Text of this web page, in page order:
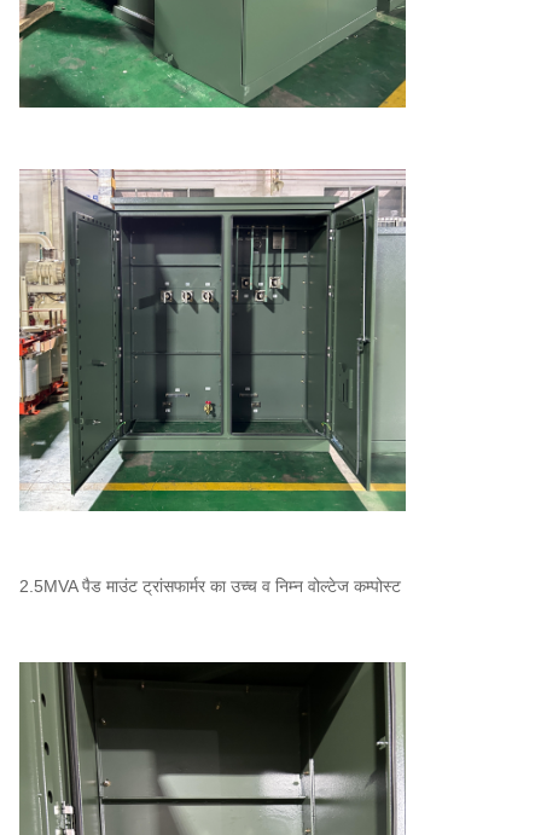
2.5MVA पैड माउंट ट्रांसफार्मर का उच्च व निम्न वोल्टेज कम्पोस्ट